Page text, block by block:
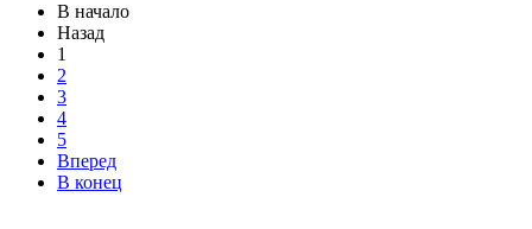
В начало
Назад
1
2
3
4
5
Вперед
В конец